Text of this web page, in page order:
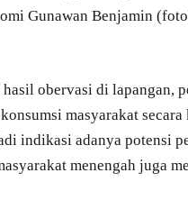
Gunawan Benjamin
obervasi di lapangan,
masyarakat
indikasi adanya potensi
menengah juga